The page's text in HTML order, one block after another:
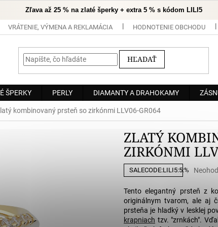
Zľava až 25 % na zlaté šperky + extra 5 % s kódom LILI5
VRÁTENIE, VÝMENA A REKLAMÁCIA HODNOTENIE OBCHODU
HĽADAŤ
ŠPERKY PERLY DIAMANTY A DRAHOKAMY
kombinovaný prsteň so zirkónmi LLV06-GR064
ZLATÝ
ZIRKÓNMI
SALECODE:LILI5:5:%
je
0,0
z
Tento elegantný prsteň z
originálnym tvarom, ale aj
prsteňa je hladký v lesklej
krapniach tzv. "zrnkách".